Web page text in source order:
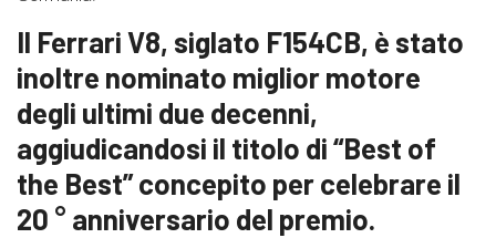
Il Ferrari V8, siglato F154CB, è stato
inoltre nominato miglior motore
degli ultimi due decenni,
aggiudicandosi il titolo di “Best of
the Best” concepito per celebrare il
20 ° anniversario del premio.